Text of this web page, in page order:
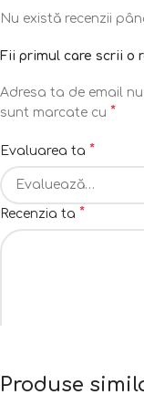
Nu există recenzii
Fii primul care scrii o
Adresa ta de email
sunt marcate cu *
Evaluarea ta *
Recenzia ta *
Produse